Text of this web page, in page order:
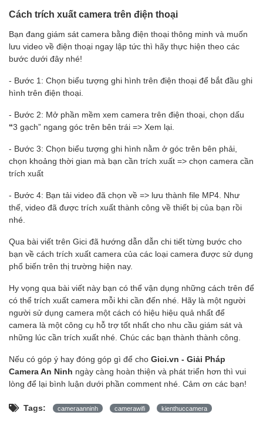
Cách trích xuất camera trên điện thoại
Bạn đang giám sát camera bằng điện thoại thông minh và muốn
lưu video về điện thoại ngay lập tức thì hãy thực hiện theo các
bước dưới đây nhé!
- Bước 1: Chọn biểu tượng ghi hình trên điện thoại để bắt đầu ghi
hình trên điện thoại.
- Bước 2: Mở phần mềm xem camera trên điện thoại, chọn dấu
“3 gạch” ngang góc trên bên trái => Xem lại.
- Bước 3: Chọn biểu tượng ghi hình nằm ở góc trên bên phải,
chọn khoảng thời gian mà bạn cần trích xuất => chọn camera cần
trích xuất
- Bước 4: Bạn tải video đã chọn về => lưu thành file MP4. Như
thế, video đã được trích xuất thành công về thiết bị của bạn rồi
nhé.
Qua bài viết trên Gici đã hướng dẫn dẫn chi tiết từng bước cho
bạn về cách trích xuất camera của các loại camera được sử dụng
phổ biến trên thị trường hiện nay.
Hy vọng qua bài viết này bạn có thể vận dụng những cách trên để
có thể trích xuất camera mỗi khi cần đến nhé. Hãy là một người
người sử dụng camera một cách có hiệu hiệu quả nhất để
camera là một công cụ hỗ trợ tốt nhất cho nhu cầu giám sát và
những lúc cần trích xuất nhé. Chúc các bạn thành thành công.
Nếu có góp ý hay đóng góp gì để cho Gici.vn - Giải Pháp
Camera An Ninh ngày càng hoàn thiện và phát triển hơn thì vui
lòng để lại bình luận dưới phần comment nhé. Cảm ơn các bạn!
Tags: cameraanninh camerawifi kienthuccamera